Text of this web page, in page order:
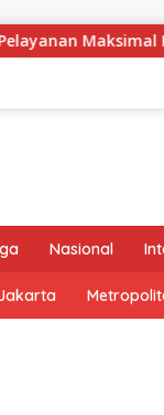
masyarakat
Nasional